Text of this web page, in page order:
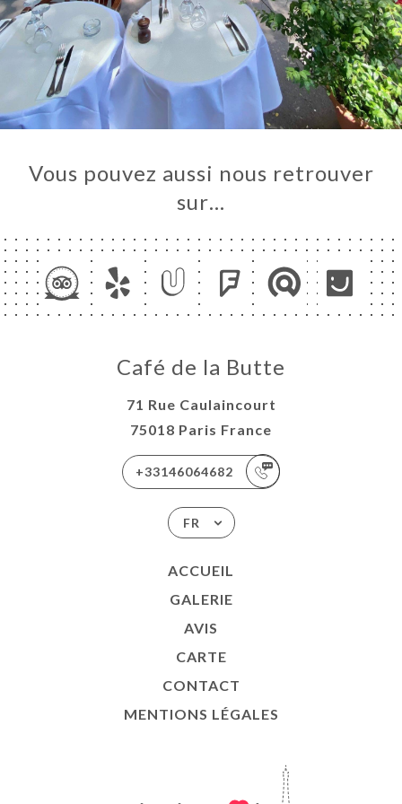
Vous pouvez aussi nous retrouver
sur…
Café de la Butte
71 Rue Caulaincourt
75018 Paris France
+33146064682
FR
ACCUEIL
GALERIE
AVIS
CARTE
CONTACT
MENTIONS LÉGALES